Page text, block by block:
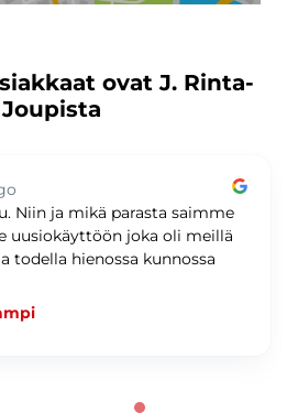
ovat J. Rinta-
Joupista
Niin ja mikä parasta saimme
uusiokäyttöön joka oli meillä
todella hienossa kunnossa